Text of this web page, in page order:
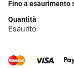
Fino a esaurimento
Quantità
Esaurito